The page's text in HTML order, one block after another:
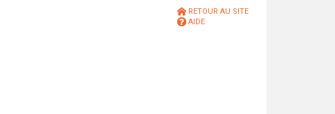
RETOUR AU SITE
AIDE